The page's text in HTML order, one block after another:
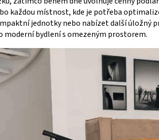
každou místnost, kde je potřeba
jednotky nebo nabízet další úložný
moderní bydlení s omezeným prostorem.